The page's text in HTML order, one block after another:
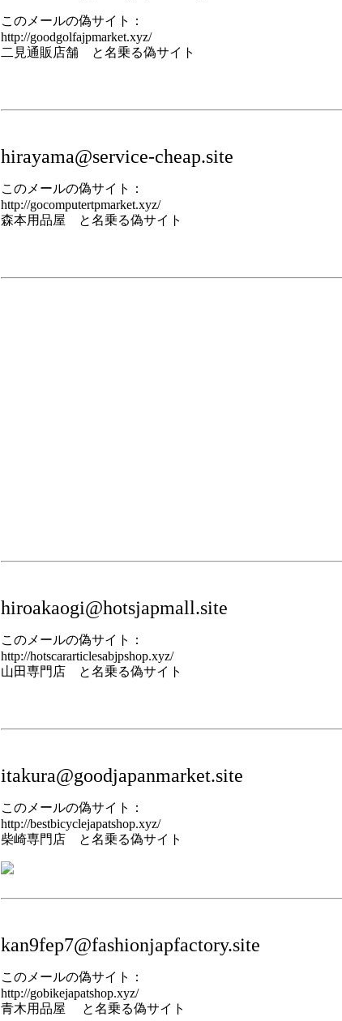
このメールの偽サイト：
http://goodgolfajpmarket.xyz/
二見通販店舗 と名乗る偽サイト
hirayama@service-cheap.site
このメールの偽サイト：
http://gocomputertpmarket.xyz/
森本用品屋 と名乗る偽サイト
hiroakaogi@hotsjapmall.site
このメールの偽サイト：
http://hotscararticlesabjpshop.xyz/
山田専門店 と名乗る偽サイト
itakura@goodjapanmarket.site
このメールの偽サイト：
http://bestbicyclejapatshop.xyz/
柴崎専門店 と名乗る偽サイト
kan9fep7@fashionjapfactory.site
このメールの偽サイト：
http://gobikejapatshop.xyz/
青木用品屋 と名乗る偽サイト